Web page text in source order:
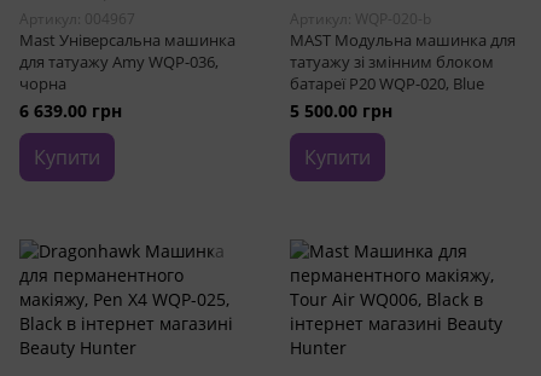
Артикул: 004967
Mast Універсальна машинка
для татуажу Amy WQP-036,
чорна
6 639.00 грн
Купити
Артикул: WQP-020-b
MAST Модульна машинка для
татуажу зі змінним блоком
батареї P20 WQP-020, Blue
5 500.00 грн
Купити